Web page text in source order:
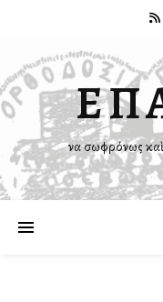
Ἵνα σωφρόνως